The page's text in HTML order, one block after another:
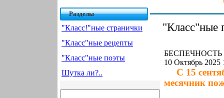
Разделы
"Класс!"ные странички
"Класс"ные рецепты
"Класс"ные поэты
Шутка ли?..
"Класс"ные
БЕСПЕЧНОСТЬ
10 Октябрь 2025
С 15
месячник